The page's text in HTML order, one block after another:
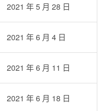
2021 年 5 月 28 日
2021 年 6 月 4 日
2021 年 6 月 11 日
2021 年 6 月 18 日